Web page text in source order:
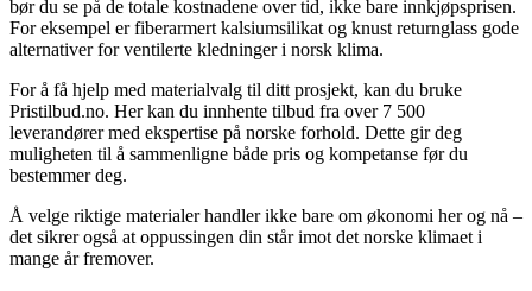
bør du se på de totale kostnadene over tid, ikke bare innkjøpsprisen.
For eksempel er fiberarmert kalsiumsilikat og knust returnglass gode
alternativer for ventilerte kledninger i norsk klima.
For å få hjelp med materialvalg til ditt prosjekt, kan du bruke
Pristilbud.no. Her kan du innhente tilbud fra over 7 500
leverandører med ekspertise på norske forhold. Dette gir deg
muligheten til å sammenligne både pris og kompetanse før du
bestemmer deg.
Å velge riktige materialer handler ikke bare om økonomi her og nå –
det sikrer også at oppussingen din står imot det norske klimaet i
mange år fremover.